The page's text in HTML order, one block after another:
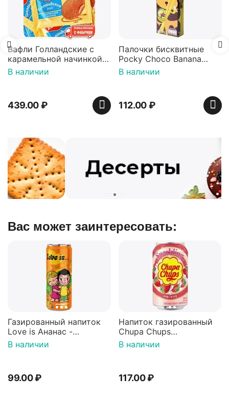
Вафли Голландские с
карамельной начинкой
16 шт по 36 г ТМ Яшкино
В наличии
439.00₽
Палочки бисквитные
Pocky Choco Banana
25гр
В наличии
112.00₽
Вас может заинтересовать:
Газированный напиток
Love is Ананас -
Апельсин 330мл, Россия
В наличии
99.00₽
Напиток газированный
Chupa Chups
Клубничный крем 250мл,
Корея
В наличии
117.00₽